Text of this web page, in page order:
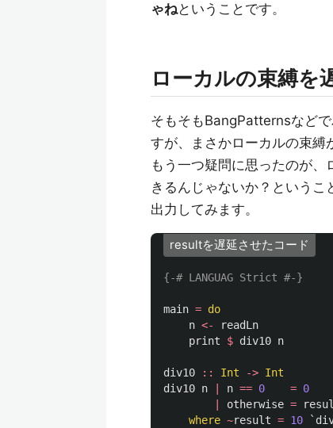
ゃねということです。
ローカルの束縛を
そもそもBangPatternsなど
すが、まさかローカルの束縛
もう一つ疑問に思ったのが
きるんじゃないか？というこ
出力してみます。
resultを遅延させたコード
{-# LANGUAG Strict #-}
main = do
n <-
readLn
print
$ div10 n
div10 :: Int -> Int
div10 n n == 0 = 0
otherwise =
where ~result = 10 `